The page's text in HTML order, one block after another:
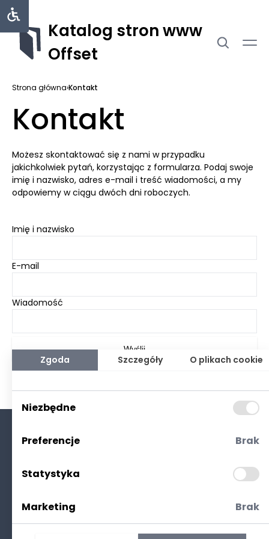
Katalog stron www
Offset
Strona główna›Kontakt
Kontakt
Możesz skontaktować się z nami w przypadku
jakichkolwiek pytań, korzystając z formularza. Podaj swoje
imię i nazwisko, adres e-mail i treść wiadomości, a my
odpowiemy w ciągu dwóch dni roboczych.
Imię i nazwisko
E-mail
Wiadomość
Wyślij
Polityka prywatności
Zgoda Szczegóły O plikach cookie
Niezbędne
Preferencje Brak
Statystyka
Marketing Brak